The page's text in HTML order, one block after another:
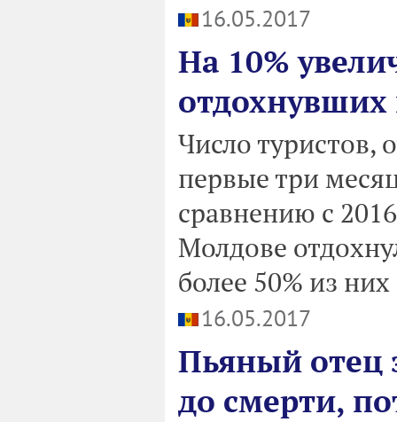
16.05.2017
На 10%
Число туристов,
первые три
сравнению с
Молдове
более 50% из
16.05.2017
Пьяный отец
до смерти,